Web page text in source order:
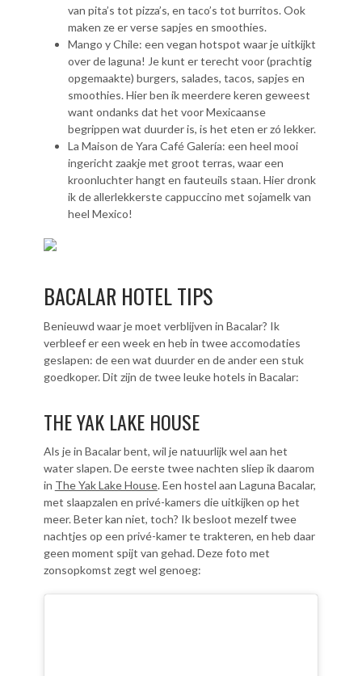
van pita’s tot pizza’s, en taco’s tot burritos. Ook
maken ze er verse sapjes en smoothies.
Mango y Chile: een vegan hotspot waar je uitkijkt
over de laguna! Je kunt er terecht voor (prachtig
opgemaakte) burgers, salades, tacos, sapjes en
smoothies. Hier ben ik meerdere keren geweest
want ondanks dat het voor Mexicaanse
begrippen wat duurder is, is het eten er zó lekker.
La Maison de Yara Café Galería: een heel mooi
ingericht zaakje met groot terras, waar een
kroonluchter hangt en fauteuils staan. Hier dronk
ik de allerlekkerste cappuccino met sojamelk van
heel Mexico!
BACALAR HOTEL TIPS
Benieuwd waar je moet verblijven in Bacalar? Ik
verbleef er een week en heb in twee accomodaties
geslapen: de een wat duurder en de ander een stuk
goedkoper. Dit zijn de twee leuke hotels in Bacalar:
THE YAK LAKE HOUSE
Als je in Bacalar bent, wil je natuurlijk wel aan het
water slapen. De eerste twee nachten sliep ik daarom
in The Yak Lake House. Een hostel aan Laguna Bacalar,
met slaapzalen en privé-kamers die uitkijken op het
meer. Beter kan niet, toch? Ik besloot mezelf twee
nachtjes op een privé-kamer te trakteren, en heb daar
geen moment spijt van gehad. Deze foto met
zonsopkomst zegt wel genoeg: